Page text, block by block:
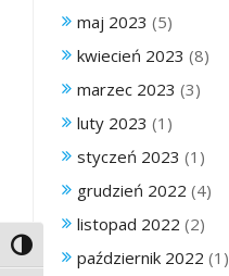
Toggle High Contrast
maj 2023 (5)
kwiecień 2023 (8)
marzec 2023 (3)
luty 2023 (1)
styczeń 2023 (1)
grudzień 2022 (4)
listopad 2022 (2)
październik 2022 (1)